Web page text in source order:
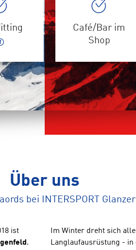
Café/Bar im
Shop
Über uns
bei INTERSPORT
ist
.
Im Winter dreht sich
Langlaufausrüstung - in